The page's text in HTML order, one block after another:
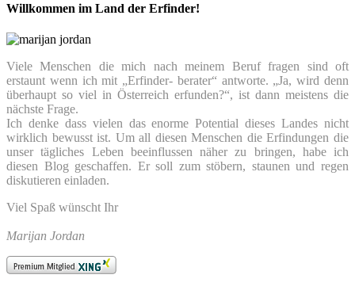
Willkommen im Land der Erfinder!
Viele Menschen die mich nach meinem Beruf fragen sind oft
erstaunt wenn ich mit „Erfinder- berater“ antworte. „Ja, wird denn
überhaupt so viel in Österreich erfunden?“, ist dann meistens die
nächste Frage.
Ich denke dass vielen das enorme Potential dieses Landes nicht
wirklich bewusst ist. Um all diesen Menschen die Erfindungen die
unser tägliches Leben beeinflussen näher zu bringen, habe ich
diesen Blog geschaffen. Er soll zum stöbern, staunen und regen
diskutieren einladen.
Viel Spaß wünscht Ihr
Marijan Jordan